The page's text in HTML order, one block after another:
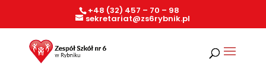
+48 (32) 457 – 70 – 98
sekretariat@zs6rybnik.pl